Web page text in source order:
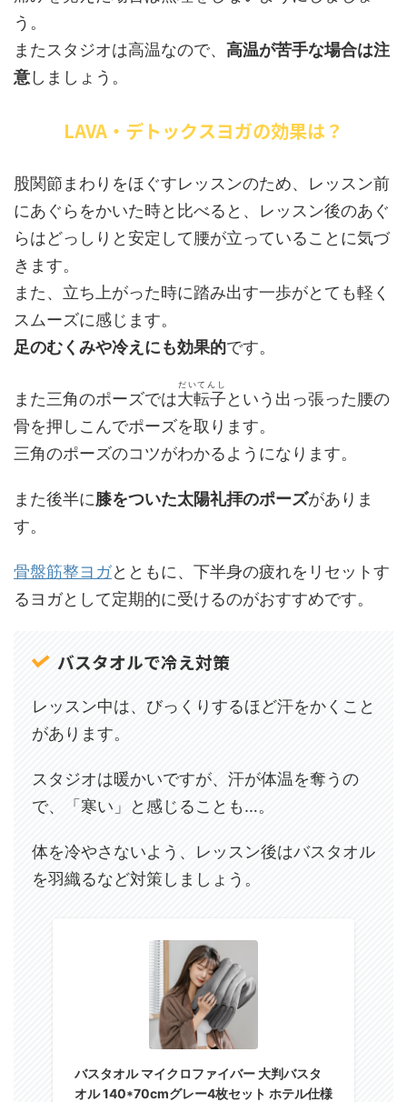
う。
またスタジオは高温なので、 高温が苦手な場合は注
意しましょう。
LAVA・デトックスヨガの効果は？
股関節まわりをほぐすレッスンのため、レッスン前
にあぐらをかいた時と比べると、レッスン後のあぐ
らはどっしりと安定して腰が立っていることに気づ
きます。
また、立ち上がった時に踏み出す一歩がとても軽く
スムーズに感じます。
足のむくみや冷えにも効果的です。
また三角のポーズでは大転子
だいてんし
という出っ張った腰の
骨を押しこんでポーズを取ります。
三角のポーズのコツがわかるようになります。
また後半に膝をついた太陽礼拝のポーズがありま
す。
骨盤筋整ヨガとともに、下半身の疲れをリセットす
るヨガとして定期的に受けるのがおすすめです。
バスタオルで冷え対策
レッスン中は、びっくりするほど汗をかくこと
があります。
スタジオは暖かいですが、汗が体温を奪うの
で、「寒い」と感じることも…。
体を冷やさないよう、レッスン後はバスタオル
を羽織るなど対策しましょう。
バスタオル マイクロファイバー 大判バスタ
オル 140*70cmグレー4枚セット ホテル仕様